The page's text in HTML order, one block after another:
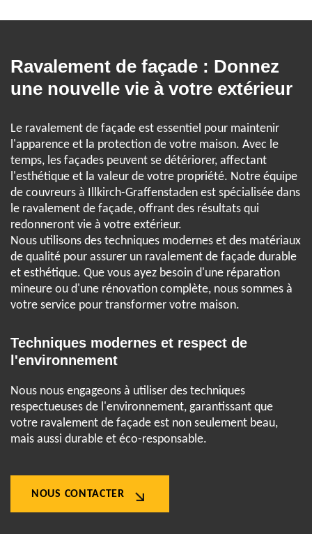
Ravalement de façade : Donnez
une nouvelle vie à votre extérieur
Le ravalement de façade est essentiel pour maintenir
l'apparence et la protection de votre maison. Avec le
temps, les façades peuvent se détériorer, affectant
l'esthétique et la valeur de votre propriété. Notre équipe
de couvreurs à Illkirch-Graffenstaden est spécialisée dans
le ravalement de façade, offrant des résultats qui
redonneront vie à votre extérieur.
Nous utilisons des techniques modernes et des matériaux
de qualité pour assurer un ravalement de façade durable
et esthétique. Que vous ayez besoin d'une réparation
mineure ou d'une rénovation complète, nous sommes à
votre service pour transformer votre maison.
Techniques modernes et respect de
l'environnement
Nous nous engageons à utiliser des techniques
respectueuses de l'environnement, garantissant que
votre ravalement de façade est non seulement beau,
mais aussi durable et éco-responsable.
NOUS CONTACTER